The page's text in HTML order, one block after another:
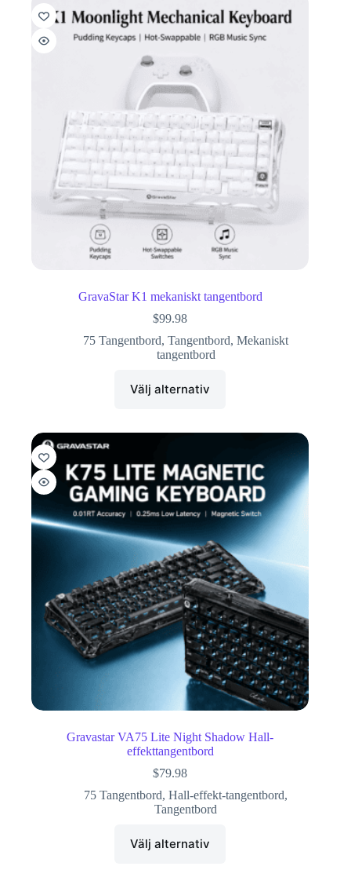
GravaStar K1 mekaniskt tangentbord
$99.98
75 Tangentbord,Tangentbord,Mekaniskt
tangentbord
Välj alternativ
Gravastar VA75 Lite Night Shadow Hall-
effekttangentbord
$79.98
75 Tangentbord,Hall-effekt-tangentbord,
Tangentbord
Välj alternativ